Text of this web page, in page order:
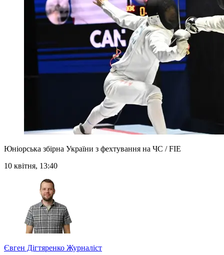
Юніорська збірна України з фехтування на ЧС / FIE
10 квітня, 13:40
Євген Дігтяренко Журналіст